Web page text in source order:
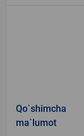
Qo`shimcha
ma`lumot